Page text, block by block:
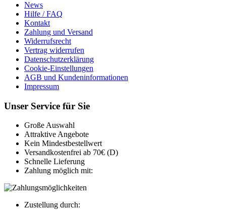
News
Hilfe / FAQ
Kontakt
Zahlung und Versand
Widerrufsrecht
Vertrag widerrufen
Datenschutzerklärung
Cookie-Einstellungen
AGB und Kundeninformationen
Impressum
Unser Service für Sie
Große Auswahl
Attraktive Angebote
Kein Mindestbestellwert
Versandkostenfrei ab 70€ (D)
Schnelle Lieferung
Zahlung möglich mit:
Zustellung durch: